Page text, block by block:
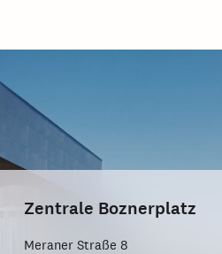
Zentrale Boznerplatz
Meraner Straße 8